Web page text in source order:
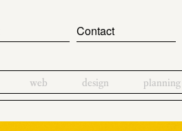
Contact
web design planning